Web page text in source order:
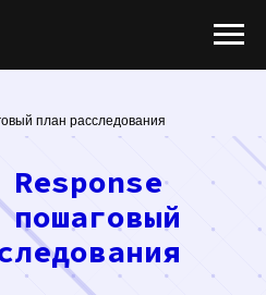
план расследования